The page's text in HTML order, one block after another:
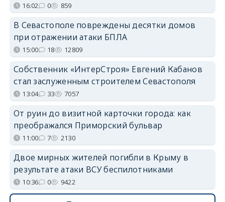
16:02 0 859
В Севастополе повреждены десятки домов
при отражении атаки БПЛА
15:00 18 12809
Собственник «ИнтерСтроя» Евгений Кабанов
стал заслуженным строителем Севастополя
13:04 33 7057
От руин до визитной карточки города: как
преображался Приморский бульвар
11:00 7 2130
Двое мирных жителей погибли в Крыму в
результате атаки ВСУ беспилотниками
10:36 0 9422